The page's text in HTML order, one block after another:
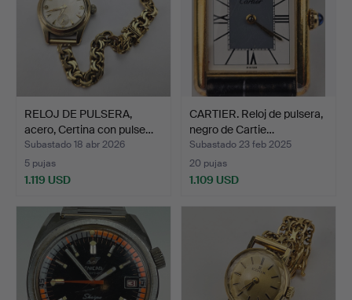
RELOJ DE PULSERA,
acero, Certina con pulse…
Subastado 18 abr 2026
5 pujas
1.119 USD
CARTIER. Reloj de pulsera,
negro de Cartie…
Subastado 23 feb 2025
20 pujas
1.109 USD